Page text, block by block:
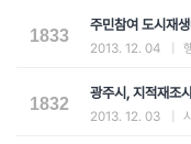
1833
주민참여 도시재
2013. 12. 04
1832
광주시, 지적재조
2013. 12. 03